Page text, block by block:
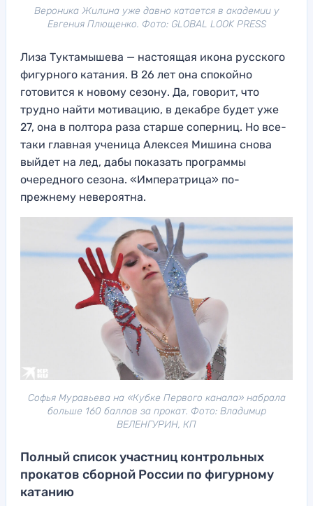
Вероника Жилина уже давно катается в академии у
Евгения Плющенко. Фото: GLOBAL LOOK PRESS
Лиза Туктамышева — настоящая икона русского
фигурного катания. В 26 лет она спокойно
готовится к новому сезону. Да, говорит, что
трудно найти мотивацию, в декабре будет уже
27, она в полтора раза старше соперниц. Но все-
таки главная ученица Алексея Мишина снова
выйдет на лед, дабы показать программы
очередного сезона. «Императрица» по-
прежнему невероятна.
Софья Муравьева на «Кубке Первого канала» набрала
больше 160 баллов за прокат. Фото: Владимир
ВЕЛЕНГУРИН, КП
Полный список участниц контрольных
прокатов сборной России по фигурному
катанию